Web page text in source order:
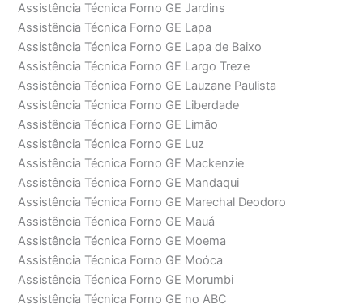
Assistência Técnica Forno GE Jardins
Assistência Técnica Forno GE Lapa
Assistência Técnica Forno GE Lapa de Baixo
Assistência Técnica Forno GE Largo Treze
Assistência Técnica Forno GE Lauzane Paulista
Assistência Técnica Forno GE Liberdade
Assistência Técnica Forno GE Limão
Assistência Técnica Forno GE Luz
Assistência Técnica Forno GE Mackenzie
Assistência Técnica Forno GE Mandaqui
Assistência Técnica Forno GE Marechal Deodoro
Assistência Técnica Forno GE Mauá
Assistência Técnica Forno GE Moema
Assistência Técnica Forno GE Moóca
Assistência Técnica Forno GE Morumbi
Assistência Técnica Forno GE no ABC